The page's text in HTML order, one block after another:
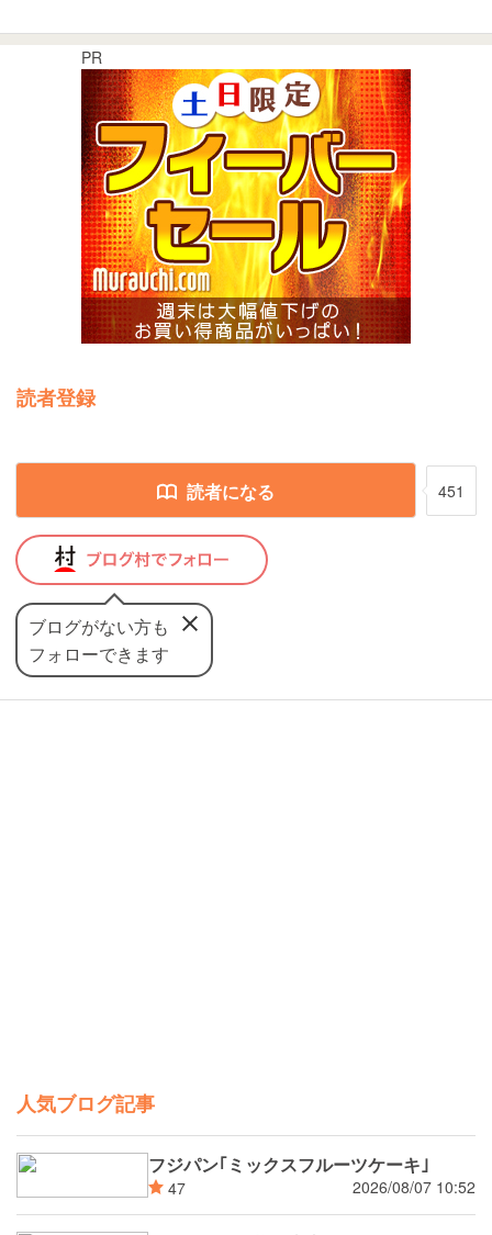
PR
読者登録
読者になる 451
ブログがない方も
フォローできます
人気ブログ記事
フジパン｢ミックスフルーツケーキ｣
47 2026/08/07 10:52